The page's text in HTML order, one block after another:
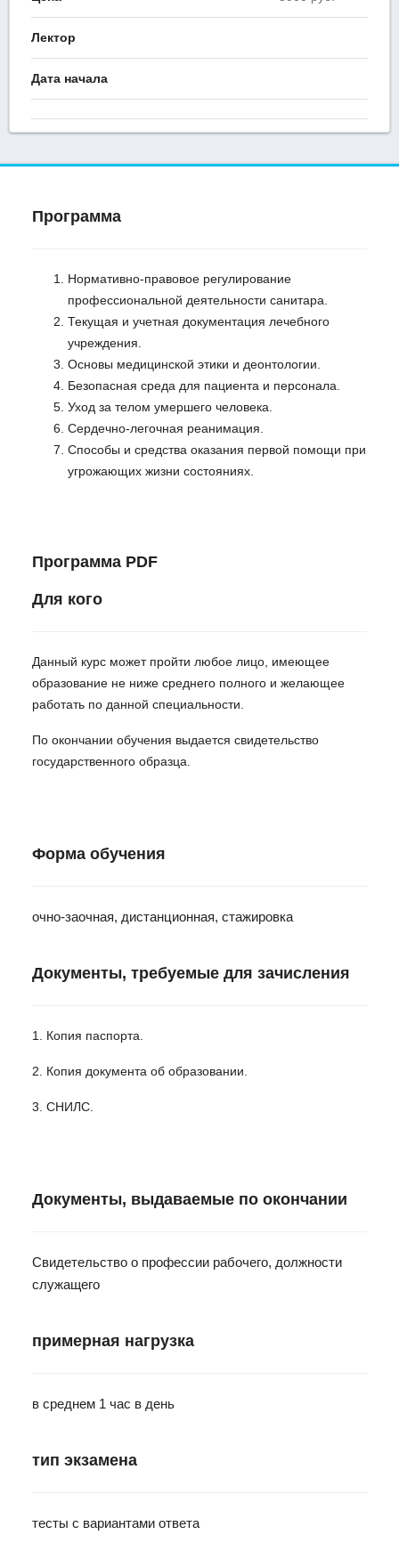
Лектор
Дата начала
Программа
Нормативно-правовое регулирование
профессиональной деятельности санитара.
Текущая и учетная документация лечебного
учреждения.
Основы медицинской этики и деонтологии.
Безопасная среда для пациента и персонала.
Уход за телом умершего человека.
Сердечно-легочная реанимация.
Способы и средства оказания первой помощи при
угрожающих жизни состояниях.
Программа PDF
Для кого
Данный курс может пройти любое лицо, имеющее
образование не ниже среднего полного и желающее
работать по данной специальности.
По окончании обучения выдается свидетельство
государственного образца.
Форма обучения
очно-заочная, дистанционная, стажировка
Документы, требуемые для зачисления
1. Копия паспорта.
2. Копия документа об образовании.
3. СНИЛС.
Документы, выдаваемые по окончании
Свидетельство о профессии рабочего, должности
служащего
примерная нагрузка
в среднем 1 час в день
тип экзамена
тесты с вариантами ответа